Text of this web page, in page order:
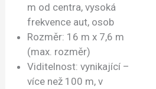
m od centra, vysoká
frekvence aut, osob
Rozměr: 16 m x 7,6 m
(max. rozměr)
Viditelnost: vynikající –
více než 100 m, v